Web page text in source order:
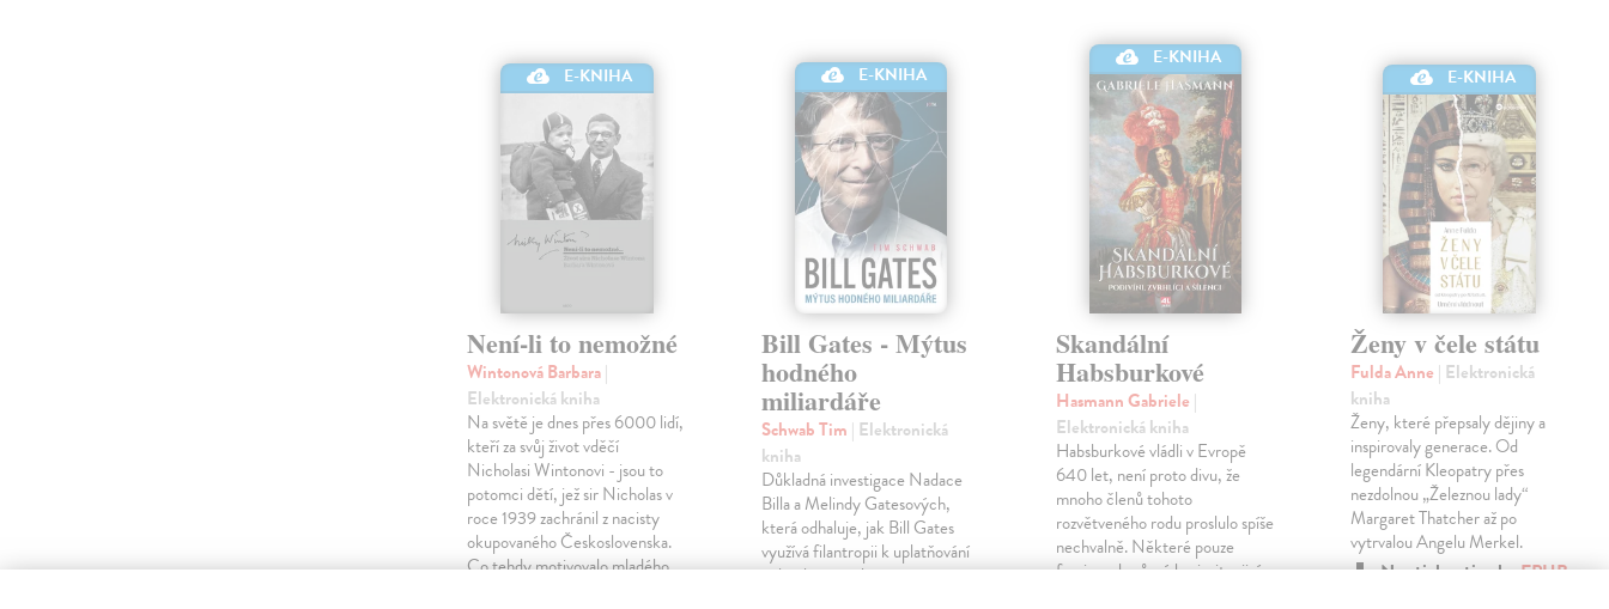
E-KNIHA
Není-li to nemožné
Wintonová Barbara|
Elektronická kniha
Na světě je dnes přes 6000 lidí,
kteří za svůj život vděčí
Nicholasi Wintonovi - jsou to
potomci dětí, jež sir Nicholas v
roce 1939 zachránil z nacisty
okupovaného Československa.
Co tehdy motivovalo mladého…
E-KNIHA
Bill Gates - Mýtus
hodného
miliardáře
Schwab Tim | Elektronická
kniha
Důkladná investigace Nadace
Billa a Melindy Gatesových,
která odhaluje, jak Bill Gates
využívá filantropii k uplatňování
politické moci bez
E-KNIHA
Skandální
Habsburkové
Hasmann Gabriele |
Elektronická kniha
Habsburkové vládli v Evropě
640 let, není proto divu, že
mnoho členů tohoto
rozvětveného rodu proslulo spíše
nechvalně. Některé pouze
fascinovaly různé kuriozity, jiní
E-KNIHA
Ženy v čele státu
Fulda Anne | Elektronická
kniha
Ženy, které přepsaly dějiny a
inspirovaly generace. Od
legendární Kleopatry přes
nezdolnou „Železnou lady“
Margaret Thatcher až po
vytrvalou Angelu Merkel.
Na stiahnutie akoEPUB